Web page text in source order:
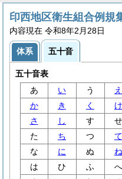
印西地区衛生組合例規
内容現在 令和8年2月28日
体系 五十音
五十音表
あ
い う え
か
き く け
さ
し す せ
た
ち つ て
な
に ぬ ね
は
ひ ふ へ